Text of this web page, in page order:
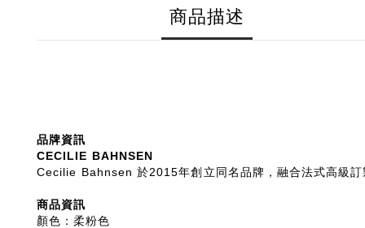
商品描述
品牌資訊
CECILIE BAHNSEN
Cecilie Bahnsen 於2015年創立同名品牌，融合法式高級
商品資訊
顏色：柔粉色